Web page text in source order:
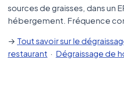
sources de graisses, dans un
hébergement. Fréquence
→ Tout savoir sur le
restaurant · Dégraissage de